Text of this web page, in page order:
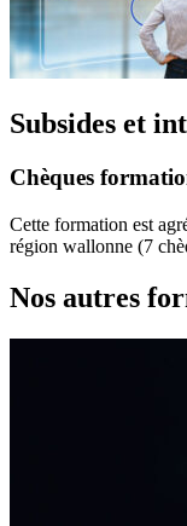
Subsides et
Chèques
Cette formation est
région wallonne (7
Nos autres